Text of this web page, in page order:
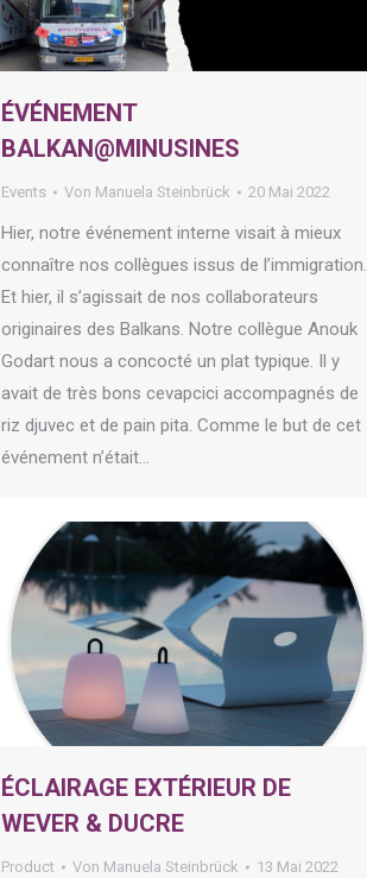
ÉVÉNEMENT
BALKAN@MINUSINES
Events Von Manuela Steinbrück 20 Mai 2022
Hier, notre événement interne visait à mieux
connaître nos collègues issus de l’immigration.
Et hier, il s’agissait de nos collaborateurs
originaires des Balkans. Notre collègue Anouk
Godart nous a concocté un plat typique. Il y
avait de très bons cevapcici accompagnés de
riz djuvec et de pain pita. Comme le but de cet
événement n’était…
ÉCLAIRAGE EXTÉRIEUR DE
WEVER & DUCRE
Product Von Manuela Steinbrück 13 Mai 2022